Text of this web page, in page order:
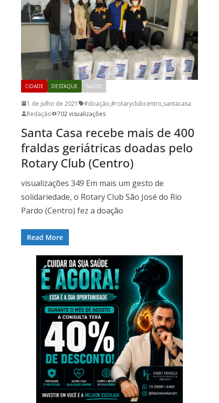
CIDADE DESTAQUE SAÚDE
1 de julho de 2021 #doação,#rotaryclubcentro,santacasa
Redação
702 visualizações
Santa Casa recebe mais de 400
fraldas geriátricas doadas pelo
Rotary Club (Centro)
visualizações 349 Em mais um gesto de
solidariedade, o Rotary Club São José do Rio
Pardo (Centro) fez a doação
Read More